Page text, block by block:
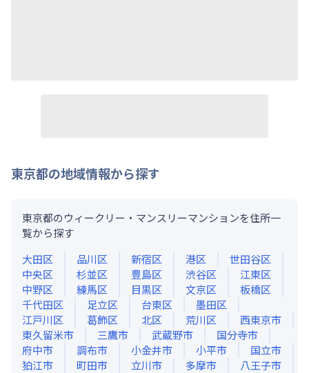
東京都の地域情報から探す
東京都のウィークリー・マンスリーマンションを住所一
覧から探す
大田区
品川区 新宿区 港区
世田谷区
中央区
杉並区 豊島区 渋谷区
江東区
中野区
練馬区 目黒区 文京区
板橋区
千代田区
足立区 台東区
墨田区
江戸川区
葛飾区 北区 荒川区
西東京市
東久留米市
三鷹市 武蔵野市
国分寺市
府中市
調布市 小金井市 小平市
国立市
狛江市
町田市 立川市 多摩市 八王子市